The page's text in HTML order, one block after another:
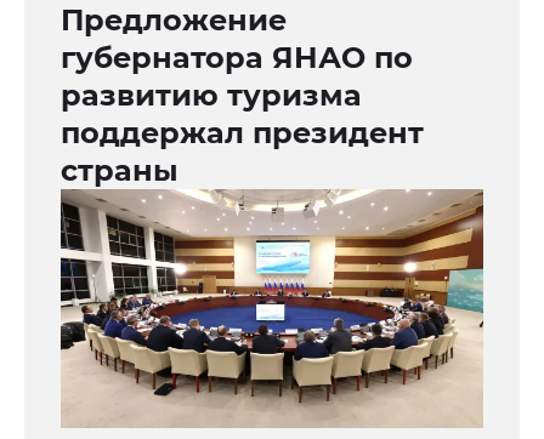
Предложение
губернатора ЯНАО по
развитию туризма
поддержал президент
страны